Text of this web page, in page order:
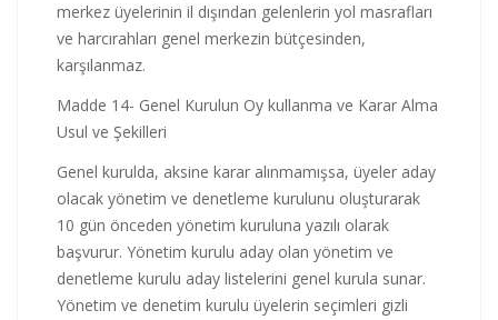
merkez üyelerinin il dışından gelenlerin yol masrafları
ve harcırahları genel merkezin bütçesinden,
karşılanmaz.
Madde 14- Genel Kurulun Oy kullanma ve Karar Alma
Usul ve Şekilleri
Genel kurulda, aksine karar alınmamışsa, üyeler aday
olacak yönetim ve denetleme kurulunu oluşturarak
10 gün önceden yönetim kuruluna yazılı olarak
başvurur. Yönetim kurulu aday olan yönetim ve
denetleme kurulu aday listelerini genel kurula sunar.
Yönetim ve denetim kurulu üyelerin seçimleri gizli